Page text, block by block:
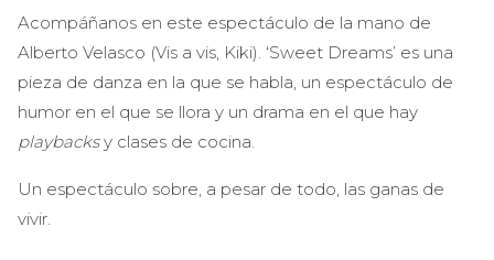
Acompáñanos en este espectáculo de la mano de
Alberto Velasco (Vis a vis, Kiki). ‘Sweet Dreams’ es una
pieza de danza en la que se habla, un espectáculo de
humor en el que se llora y un drama en el que hay
playbacksy clases de cocina.
Un espectáculo sobre, a pesar de todo, las ganas de
vivir.